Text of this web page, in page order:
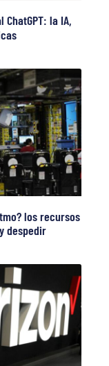
la IA,
los recursos
despedir